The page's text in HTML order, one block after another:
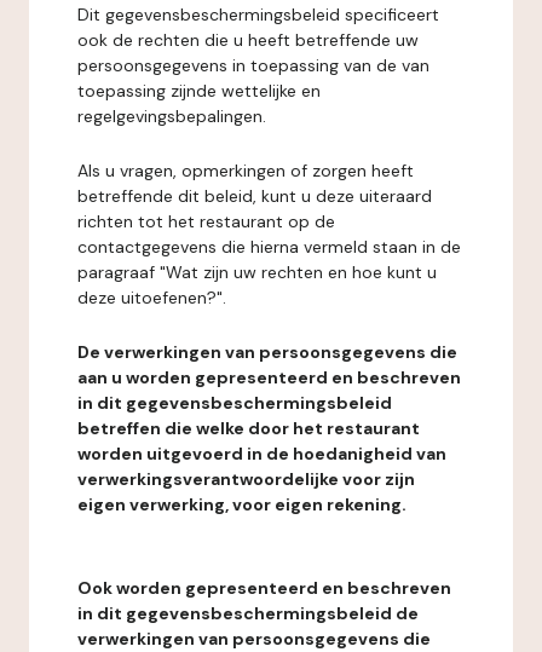
Dit gegevensbeschermingsbeleid specificeert
ook de rechten die u heeft betreffende uw
persoonsgegevens in toepassing van de van
toepassing zijnde wettelijke en
regelgevingsbepalingen.
Als u vragen, opmerkingen of zorgen heeft
betreffende dit beleid, kunt u deze uiteraard
richten tot het restaurant op de
contactgegevens die hierna vermeld staan in de
paragraaf "Wat zijn uw rechten en hoe kunt u
deze uitoefenen?".
De verwerkingen van persoonsgegevens die
aan u worden gepresenteerd en beschreven
in dit gegevensbeschermingsbeleid
betreffen die welke door het restaurant
worden uitgevoerd in de hoedanigheid van
verwerkingsverantwoordelijke voor zijn
eigen verwerking, voor eigen rekening.
Ook worden gepresenteerd en beschreven
in dit gegevensbeschermingsbeleid de
verwerkingen van persoonsgegevens die